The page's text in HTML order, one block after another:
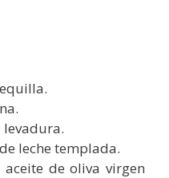
leche templada.
aceite de oliva virgen